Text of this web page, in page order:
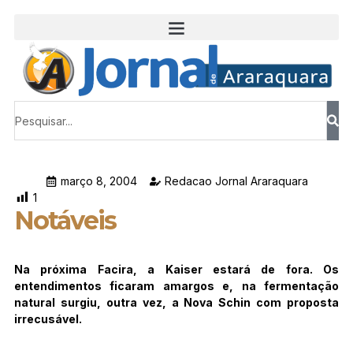
março 8, 2004
Redacao Jornal Araraquara
1
Notáveis
Na próxima Facira, a Kaiser estará de fora. Os
entendimentos ficaram amargos e, na fermentação
natural surgiu, outra vez, a Nova Schin com proposta
irrecusável.